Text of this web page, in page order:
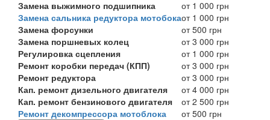
Замена выжимного подшипника
от 1 000 грн
Замена сальника редуктора мотобокаот 1 000 грн
Замена форсунки
от 500 грн
Замена поршневых колец
от 3 000 грн
Регулировка сцепления
от 1 000 грн
Ремонт коробки передач (КПП)
от 3 000 грн
Ремонт редуктора
от 3 000 грн
Кап. ремонт дизельного двигателя
от 4 000 грн
Кап. ремонт бензинового двигателя
от 2 500 грн
Ремонт декомпрессора мотоблока
от 500 грн